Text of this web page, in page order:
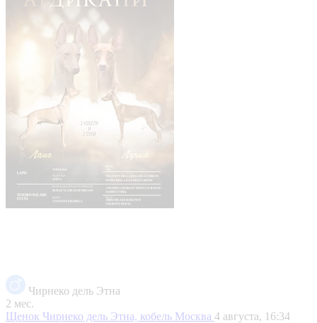
Чирнеко дель Этна
2 мес.
Щенок Чирнеко дель Этна, кобель Москва 4 августа, 16:34